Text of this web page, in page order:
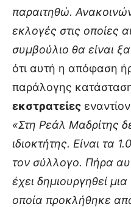
παραιτηθώ.
εκλογές στις οποίες
συμβούλιο θα είναι
ότι αυτή η απόφαση
παράλογης
εκστρατείες
«Στη Ρεάλ Μαδρίτης
ιδιοκτήτης. Είναι τα
τον σύλλογο. Πήρα
έχει δημιουργηθεί
οποία προκλήθηκε